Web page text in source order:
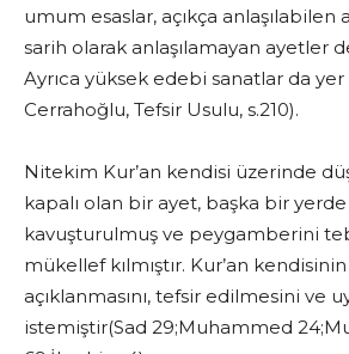
umum esaslar, açıkça anlaşılabilen
sarih olarak anlaşılamayan ayetler
Ayrıca yüksek edebi sanatlar da
Cerrahoğlu, Tefsir Usulu, s.210).
Nitekim Kur’an kendisi üzerinde
kapalı olan bir ayet, başka bir yerde
kavuşturulmuş ve peygamberini
mükellef kılmıştır. Kur’an kendisinin
açıklanmasını, tefsir edilmesini ve
istemiştir(Sad 29;Muhammed